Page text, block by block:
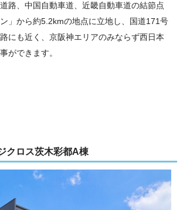
路、中国自動車道、近畿自動車道の結節点
ン」から約5.2kmの地点に立地し、国道171号
にも近く、京阪神エリアのみならず西日本
ができます。
クロス茨木彩都A棟